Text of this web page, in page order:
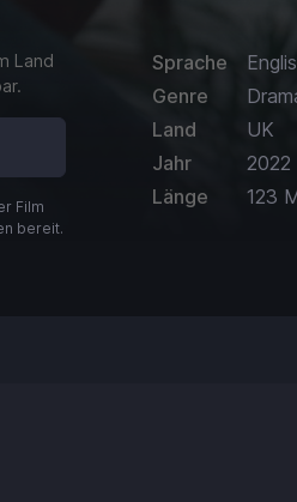
Land
Film
bereit.
Sprache
Genre
Land
UK
Jahr
2022
Länge
123